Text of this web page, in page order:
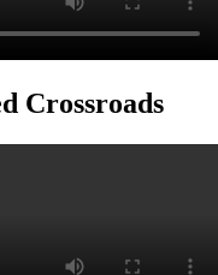
Crossroads